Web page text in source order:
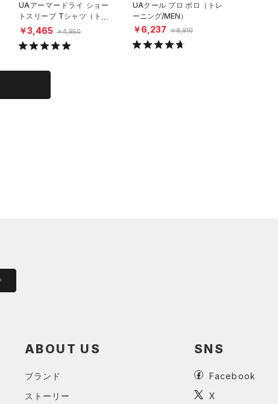
UAアーマードライ ショー
トスリーブ Tシャツ（トレ
ーニング/MEN）
￥3,465 ￥4,950
UAクール プロ ポロ（トレ
ーニング/MEN）
￥6,237 ￥8,910
ABOUT US
ブランド
ストーリー
SNS
Facebook
X